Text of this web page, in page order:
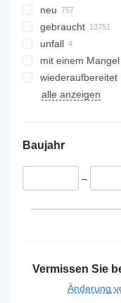
Premium
Premium
Premium
Premium
Premium
Premium
Premium
Premium
T460
T480
T520
Zoe
neu
gebraucht
unfall
mit einem Mangel
wiederaufbereitet
alle anzeigen
Baujahr
–
Vermissen Sie
Änderung